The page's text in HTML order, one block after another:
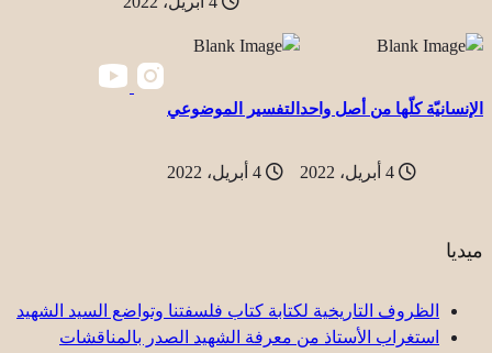
الإنسانيّة كلّها من أصل واحدالتفسير الموضوعي
ميديا
الظروف التاريخية لكتابة كتاب فلسفتنا وتواضع السيد الشهيد
استغراب الأستاذ من معرفة الشهيد الصدر بالمناقشات